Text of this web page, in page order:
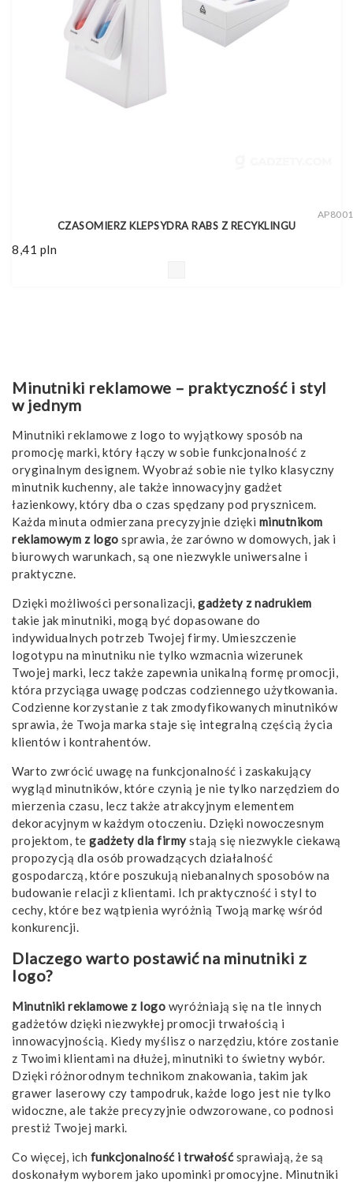
CZASOMIERZ KLEPSYDRA RABS Z RECYKLINGU
8,41 pln
Minutniki reklamowe – praktyczność i styl
w jednym
Minutniki reklamowe z logo to wyjątkowy sposób na
promocję marki, który łączy w sobie funkcjonalność z
oryginalnym designem. Wyobraź sobie nie tylko klasyczny
minutnik kuchenny, ale także innowacyjny gadżet
łazienkowy, który dba o czas spędzany pod prysznicem.
Każda minuta odmierzana precyzyjnie dzięki minutnikom
reklamowym z logo sprawia, że zarówno w domowych, jak i
biurowych warunkach, są one niezwykle uniwersalne i
praktyczne.
Dzięki możliwości personalizacji, gadżety z nadrukiem
takie jak minutniki, mogą być dopasowane do
indywidualnych potrzeb Twojej firmy. Umieszczenie
logotypu na minutniku nie tylko wzmacnia wizerunek
Twojej marki, lecz także zapewnia unikalną formę promocji,
która przyciąga uwagę podczas codziennego użytkowania.
Codzienne korzystanie z tak zmodyfikowanych minutników
sprawia, że Twoja marka staje się integralną częścią życia
klientów i kontrahentów.
Warto zwrócić uwagę na funkcjonalność i zaskakujący
wygląd minutników, które czynią je nie tylko narzędziem do
mierzenia czasu, lecz także atrakcyjnym elementem
dekoracyjnym w każdym otoczeniu. Dzięki nowoczesnym
projektom, te gadżety dla firmystają się niezwykle ciekawą
propozycją dla osób prowadzących działalność
gospodarczą, które poszukują niebanalnych sposobów na
budowanie relacji z klientami. Ich praktyczność i styl to
cechy, które bez wątpienia wyróżnią Twoją markę wśród
konkurencji.
Dlaczego warto postawić na minutniki z
logo?
Minutniki reklamowe z logo wyróżniają się na tle innych
gadżetów dzięki niezwykłej promocji trwałością i
innowacyjnością. Kiedy myślisz o narzędziu, które zostanie
z Twoimi klientami na dłużej, minutniki to świetny wybór.
Dzięki różnorodnym technikom znakowania, takim jak
grawer laserowy czy tampodruk, każde logo jest nie tylko
widoczne, ale także precyzyjnie odwzorowane, co podnosi
prestiż Twojej marki.
Co więcej, ich funkcjonalność i trwałość sprawiają, że są
doskonałym wyborem jako upominki promocyjne. Minutniki